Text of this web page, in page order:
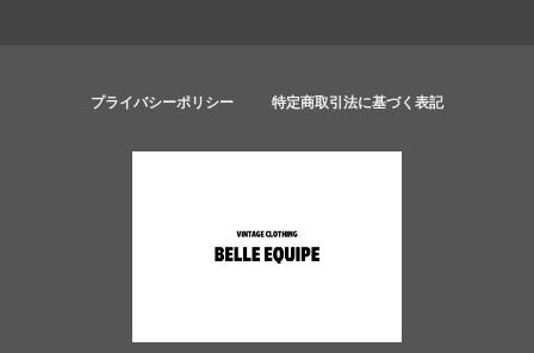
プライバシーポリシー 特定商取引法に基づく表記